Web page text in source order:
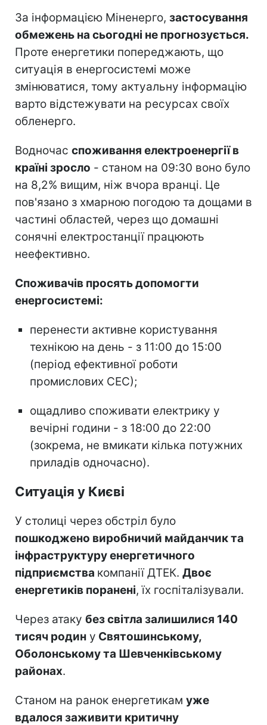
За інформацією Міненерго, застосування
обмежень на сьогодні не прогнозується.
Проте енергетики попереджають, що
ситуація в енергосистемі може
змінюватися, тому актуальну інформацію
варто відстежувати на ресурсах своїх
обленерго.
Водночас споживання електроенергії в
країні зросло - станом на 09:30 воно було
на 8,2% вищим, ніж вчора вранці. Це
пов'язано з хмарною погодою та дощами в
частині областей, через що домашні
сонячні електростанції працюють
неефективно.
Споживачів просять допомогти
енергосистемі:
перенести активне користування
технікою на день - з 11:00 до 15:00
(період ефективної роботи
промислових СЕС);
ощадливо споживати електрику у
вечірні години - з 18:00 до 22:00
(зокрема, не вмикати кілька потужних
приладів одночасно).
Ситуація у Києві
У столиці через обстріл було
пошкоджено виробничий майданчик та
інфраструктуру енергетичного
підприємства компанії ДТЕК. Двоє
енергетиків поранені, їх госпіталізували.
Через атаку без світла залишилися 140
тисяч родин у Святошинському,
Оболонському та Шевченківському
районах.
Станом на ранок енергетикам уже
вдалося заживити критичну